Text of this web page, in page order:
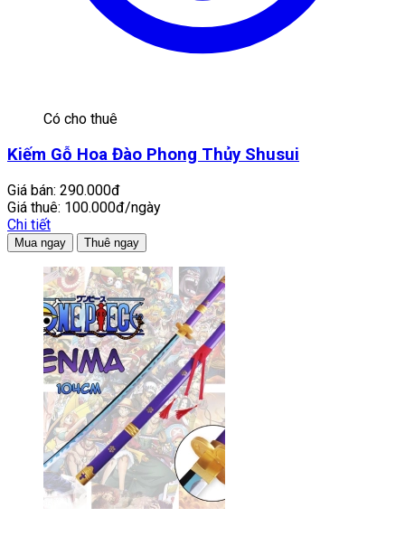
Có cho thuê
Kiếm Gỗ Hoa Đào Phong Thủy Shusui
Giá bán: 290.000đ
Giá thuê: 100.000đ/ngày
Chi tiết
Mua ngay Thuê ngay